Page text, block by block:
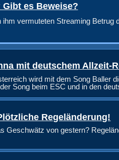
es Beweise?
vermuteten Streaming Betrug
mit deutschem Allzeit-
wird mit dem Song Baller
Song beim ESC und in den
Regeländerung!
Geschwätz von gestern?